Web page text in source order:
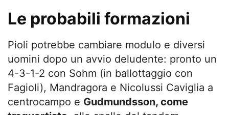
Le probabili formazioni
Pioli potrebbe cambiare modulo e diversi
uomini dopo un avvio deludente: pronto un
4-3-1-2 con Sohm (in ballottaggio con
Fagioli), Mandragora e Nicolussi Caviglia a
centrocampo e Gudmundsson, come